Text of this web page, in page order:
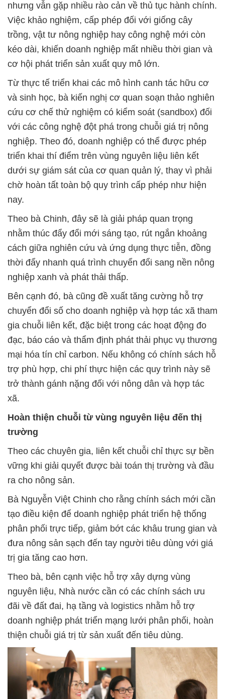
nhưng vẫn gặp nhiều rào cản về thủ tục hành chính.
Việc khảo nghiệm, cấp phép đối với giống cây
trồng, vật tư nông nghiệp hay công nghệ mới còn
kéo dài, khiến doanh nghiệp mất nhiều thời gian và
cơ hội phát triển sản xuất quy mô lớn.
Từ thực tế triển khai các mô hình canh tác hữu cơ
và sinh học, bà kiến nghị cơ quan soạn thảo nghiên
cứu cơ chế thử nghiệm có kiểm soát (sandbox) đối
với các công nghệ đột phá trong chuỗi giá trị nông
nghiệp. Theo đó, doanh nghiệp có thể được phép
triển khai thí điểm trên vùng nguyên liệu liên kết
dưới sự giám sát của cơ quan quản lý, thay vì phải
chờ hoàn tất toàn bộ quy trình cấp phép như hiện
nay.
Theo bà Chinh, đây sẽ là giải pháp quan trọng
nhằm thúc đẩy đổi mới sáng tạo, rút ngắn khoảng
cách giữa nghiên cứu và ứng dụng thực tiễn, đồng
thời đẩy nhanh quá trình chuyển đổi sang nền nông
nghiệp xanh và phát thải thấp.
Bên cạnh đó, bà cũng đề xuất tăng cường hỗ trợ
chuyển đổi số cho doanh nghiệp và hợp tác xã tham
gia chuỗi liên kết, đặc biệt trong các hoạt động đo
đạc, báo cáo và thẩm định phát thải phục vụ thương
mại hóa tín chỉ carbon. Nếu không có chính sách hỗ
trợ phù hợp, chi phí thực hiện các quy trình này sẽ
trở thành gánh nặng đối với nông dân và hợp tác
xã.
Hoàn thiện chuỗi từ vùng nguyên liệu đến thị
trường
Theo các chuyên gia, liên kết chuỗi chỉ thực sự bền
vững khi giải quyết được bài toán thị trường và đầu
ra cho nông sản.
Bà Nguyễn Việt Chinh cho rằng chính sách mới cần
tạo điều kiện để doanh nghiệp phát triển hệ thống
phân phối trực tiếp, giảm bớt các khâu trung gian và
đưa nông sản sạch đến tay người tiêu dùng với giá
trị gia tăng cao hơn.
Theo bà, bên cạnh việc hỗ trợ xây dựng vùng
nguyên liệu, Nhà nước cần có các chính sách ưu
đãi về đất đai, hạ tầng và logistics nhằm hỗ trợ
doanh nghiệp phát triển mạng lưới phân phối, hoàn
thiện chuỗi giá trị từ sản xuất đến tiêu dùng.